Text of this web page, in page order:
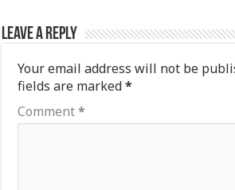
Leave a Reply
Your email address will not be
fields are marked*
Comment*